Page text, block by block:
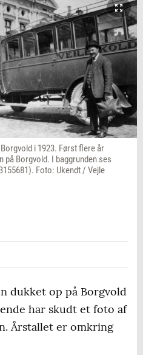
i 1923. Først flere år
Borgvold. I baggrunden ses
Foto: Ukendt / Vejle
dukket op på Borgvold
har skudt et foto af
Årstallet er omkring